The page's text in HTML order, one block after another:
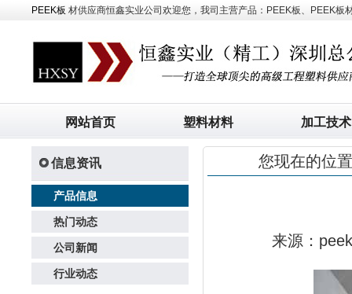
PEEK板 材供应商恒鑫实业公司欢迎您，我司主营产品：PEEK板、PEEK板
网站首页 塑料材料 加工技术
信息资讯
产品信息
热门动态
公司新闻
行业动态
您现在的位
来源：